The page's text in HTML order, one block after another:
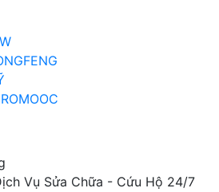
Vụ Sửa Chữa - Cứu Hộ 24/7